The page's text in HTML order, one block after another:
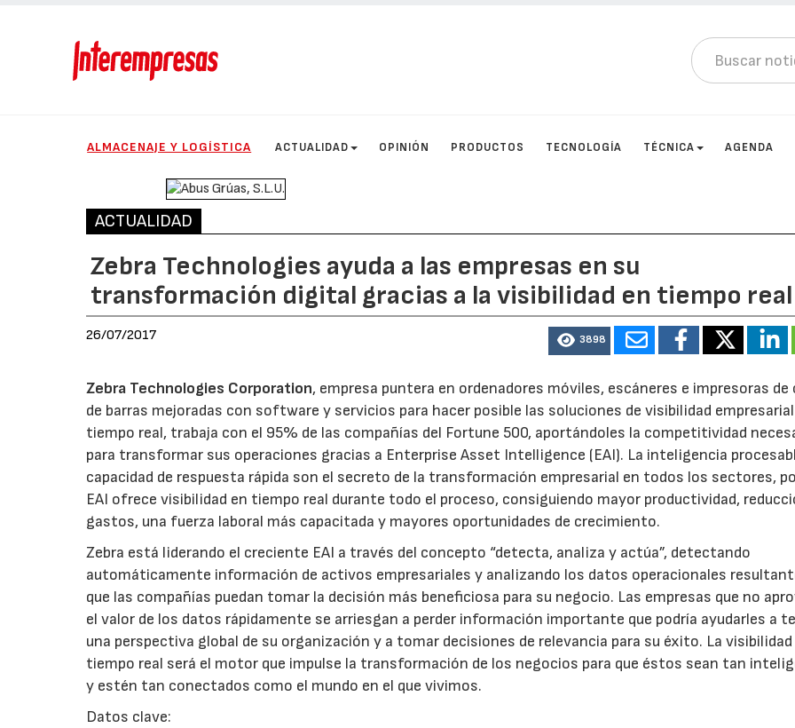
ALMACENAJE Y LOGÍSTICA ACTUALIDAD OPINIÓN PRODUCTOS TECNOLOGÍA TÉCNICA AGENDA
ACTUALIDAD
Zebra Technologies ayuda a las empresas en su
transformación digital gracias a la visibilidad en tiempo real
26/07/2017 3898
Zebra Technologies Corporation, empresa puntera en ordenadores móviles, escáneres e impresoras de
de barras mejoradas con software y servicios para hacer posible las soluciones de visibilidad
tiempo real, trabaja con el 95% de las compañías del Fortune 500, aportándoles la competitividad
para transformar sus operaciones gracias a Enterprise Asset Intelligence (EAI). La inteligencia
capacidad de respuesta rápida son el secreto de la transformación empresarial en todos los sectores,
EAI ofrece visibilidad en tiempo real durante todo el proceso, consiguiendo mayor productividad,
gastos, una fuerza laboral más capacitada y mayores oportunidades de crecimiento.
Zebra está liderando el creciente EAI a través del concepto “detecta, analiza y actúa”, detectando
automáticamente información de activos empresariales y analizando los datos operacionales
que las compañías puedan tomar la decisión más beneficiosa para su negocio. Las empresas que no
el valor de los datos rápidamente se arriesgan a perder información importante que podría ayudarles a
una perspectiva global de su organización y a tomar decisiones de relevancia para su éxito. La visibilidad
tiempo real será el motor que impulse la transformación de los negocios para que éstos sean tan
y estén tan conectados como el mundo en el que vivimos.
Datos clave: